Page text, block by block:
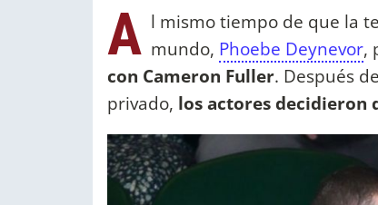
A l mismo tiempo de que la
mundo, Phoebe Deynevor,
con Cameron Fuller. Después
privado, los actores decidieron